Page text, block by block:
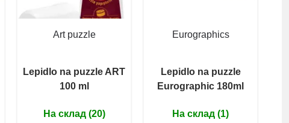
Art puzzle
Lepidlo na puzzle ART
100 ml
На склад (20)
Eurographics
Lepidlo na puzzle
Eurographic 180ml
На склад (1)